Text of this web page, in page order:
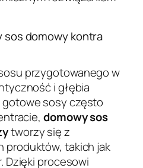
sos domowy kontra
przygotowanego w
i głębia
gotowe sosy często
domowy sos
tworzy się z
produktów, takich jak
Dzięki procesowi